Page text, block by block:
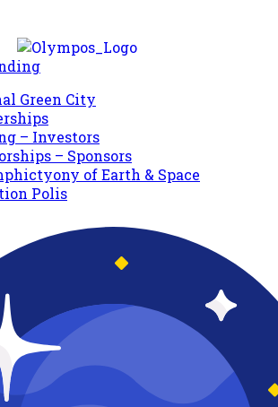
Green City
– Investors
– Sponsors
of Earth & Space
Polis